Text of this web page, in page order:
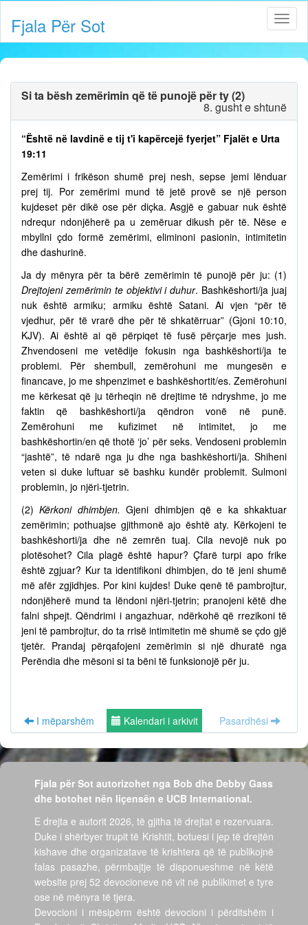
Fjala Për Sot
Si ta bësh zemërimin që të punojë për ty (2)
8. gusht e shtunë
“Është në lavdinë e tij t'i kapërcejë fyerjet” Fjalët e Urta
19:11
Zemërimi i frikëson shumë prej nesh, sepse jemi lënduar
prej tij. Por zemërimi mund të jetë provë se një person
kujdeset për dikë ose për diçka. Asgjë e gabuar nuk është
ndrequr ndonjëherë pa u zemëruar dikush për të. Nëse e
mbyllni çdo formë zemërimi, eliminoni pasionin, intimitetin
dhe dashurinë.
Ja dy mënyra për ta bërë zemërimin të punojë për ju: (1)
Drejtojeni zemërimin te objektivi i duhur. Bashkëshorti/ja juaj
nuk është armiku; armiku është Satani. Ai vjen “për të
vjedhur, për të vrarë dhe për të shkatërruar” (Gjoni 10:10,
KJV). Ai është ai që përpiqet të fusë përçarje mes jush.
Zhvendoseni me vetëdije fokusin nga bashkëshorti/ja te
problemi. Për shembull, zemërohuni me mungesën e
financave, jo me shpenzimet e bashkëshortit/es. Zemërohuni
me kërkesat që ju tërheqin në drejtime të ndryshme, jo me
faktin që bashkëshorti/ja qëndron vonë në punë.
Zemërohuni me kufizimet në intimitet, jo me
bashkëshortin/en që thotë ‘jo’ për seks. Vendoseni problemin
“jashtë”, të ndarë nga ju dhe nga bashkëshorti/ja. Shiheni
veten si duke luftuar së bashku kundër problemit. Sulmoni
problemin, jo njëri-tjetrin.
(2)Kërkoni dhimbjen. Gjeni dhimbjen që e ka shkaktuar
zemërimin; pothuajse gjithmonë ajo është aty. Kërkojeni te
bashkëshorti/ja dhe në zemrën tuaj. Cila nevojë nuk po
plotësohet? Cila plagë është hapur? Çfarë turpi apo frike
është zgjuar? Kur ta identifikoni dhimbjen, do të jeni shumë
më afër zgjidhjes. Por kini kujdes! Duke qenë të pambrojtur,
ndonjëherë mund ta lëndoni njëri-tjetrin; pranojeni këtë dhe
falni shpejt. Qëndrimi i angazhuar, ndërkohë që rrezikoni të
jeni të pambrojtur, do ta rrisë intimitetin më shumë se çdo gjë
tjetër. Prandaj përqafojeni zemërimin si një dhuratë nga
Perëndia dhe mësoni si ta bëni të funksionojë për ju.
I mëparshëm Kalendari i arkivit Pasardhësi
Fjala për Sot autorizohet nga Bob dhe Debby Gass
dhe botohet nën liçensën e UCB International.
E drejta e autorit 2026, të gjitha të drejtat e rezervuara.
Duke i shërbyer trupit të Krishtit, botuesi i jep të drejtën
kishave dhe organizatave të krishtera që të publikojnë
falas pasazhe, përmbajtje të disponueshme në këtë
website prej 52 devocioneve në vit në publikimet e tyre
ose në mënyra të tjera.
Devocioni i mësipërm është devocioni i përditshëm i